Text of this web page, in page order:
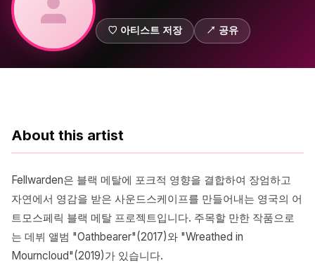
♡ 아티스트 저장 ↗ 공유
About this artist
Fellwarden은 블랙 메탈에 포크적 영향을 결합하여 장엄하고
자연에서 영감을 받은 사운드스케이프를 만들어내는 영국의 어
트모스페릭 블랙 메탈 프로젝트입니다. 주목할 만한 작품으로
는 데뷔 앨범 "Oathbearer"(2017)와 "Wreathed in
Mourncloud"(2019)가 있습니다.